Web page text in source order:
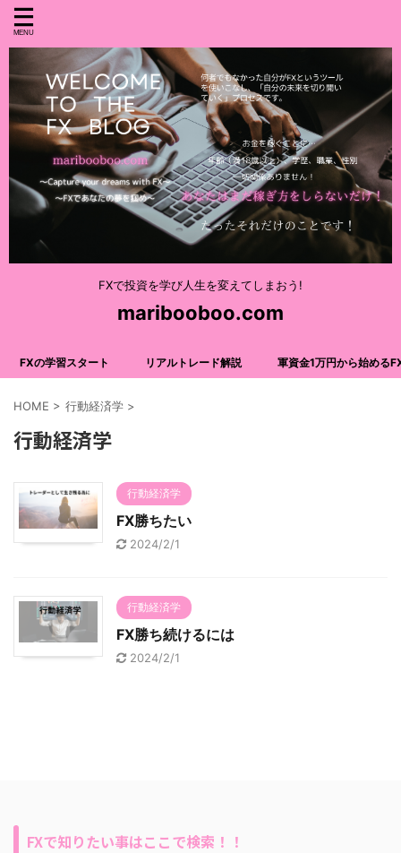
FXで投資を学び人生を変えてしまおう!
maribooboo.com
FXの学習スタート リアルトレード解説 軍資金1万円から始める
HOME > 行動経済学 >
行動経済学
行動経済学
FX勝ちたい
2024/2/1
行動経済学
FX勝ち続けるには
2024/2/1
FXで知りたい事はここで検索！！